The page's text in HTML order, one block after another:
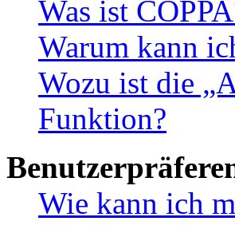
Was ist
Warum kann
Wozu ist die
Funktion?
Wie kann ich